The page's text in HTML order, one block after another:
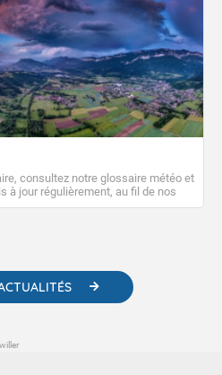
consultez notre glossaire météo et
à jour régulièrement, au fil de nos
des liens utiles vers nos